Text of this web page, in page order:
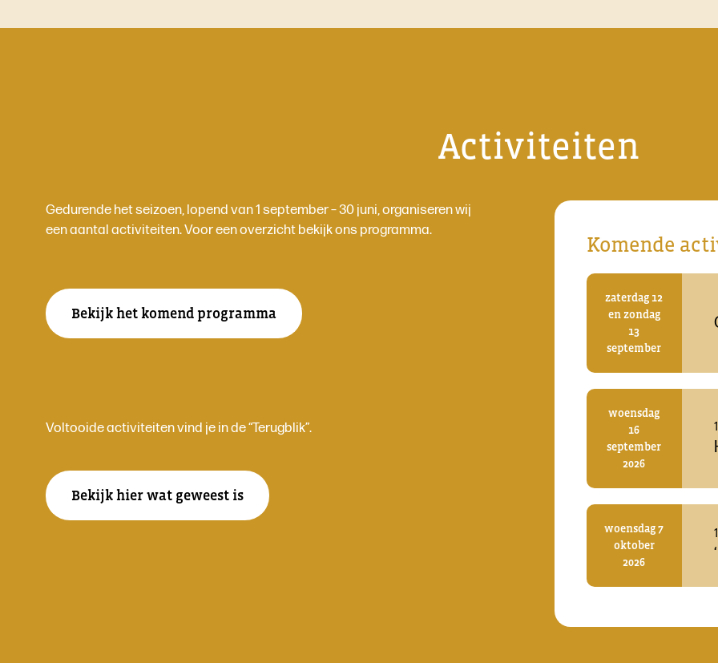
Activiteiten
Gedurende het seizoen, lopend van 1 september – 30 juni, organiseren wij
een aantal activiteiten. Voor een overzicht bekijk ons programma.
Bekijk het komend programma
Voltooide activiteiten vind je in de “Terugblik”.
Bekijk hier wat geweest is
Komende
zaterdag 12
en zondag
13
september
woensdag
16
september
2026
woensdag 7
oktober
2026